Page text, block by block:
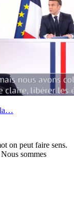
la…
on peut faire sens.
sommes